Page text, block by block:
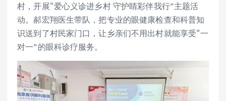
村，开展“爱心义诊进乡村 守护睛彩伴我行”主题活
动。郝宏翔医生带队，把专业的眼健康检查和科普知
识送到了村民家门口，让乡亲们不用出村就能享受“一
对一”的眼科诊疗服务。